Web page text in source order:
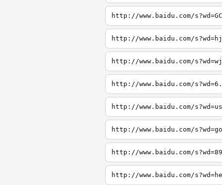
http://www.baidu.com/
http://www.baidu.com/
http://www.baidu.com/
http://www.baidu.com/
http://www.baidu.com/
http://www.baidu.com/
http://www.baidu.com/
http://www.baidu.com/